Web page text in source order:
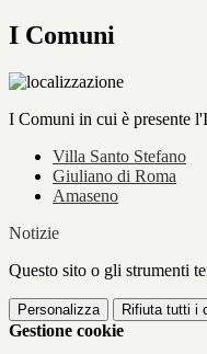
I Comuni
I Comuni in cui è presente
Villa Santo Stefano
Giuliano di Roma
Amaseno
Notizie
Questo sito o gli strumenti
Personalizza Rifiuta tutti i
Gestione cookie